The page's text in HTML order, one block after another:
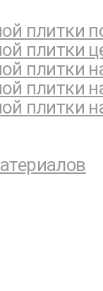
плитки
плитки
плитки
плитки
плитки